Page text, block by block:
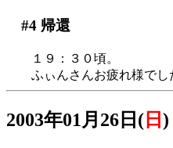
#4帰還
１９：３０頃。
ふぃんさんお疲れ様でし
2003年01月26日( 日 )